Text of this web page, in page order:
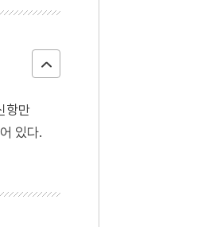
항만
있다.